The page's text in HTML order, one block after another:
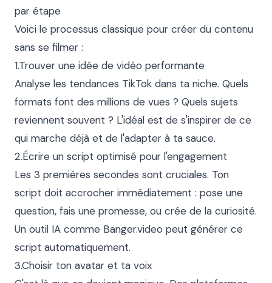
par étape
Voici le processus classique pour créer du contenu
sans se filmer :
1.Trouver une idée de vidéo performante
Analyse les tendances TikTok dans ta niche. Quels
formats font des millions de vues ? Quels sujets
reviennent souvent ? L'idéal est de s'inspirer de ce
qui marche déjà et de l'adapter à ta sauce.
2.Écrire un script optimisé pour l'engagement
Les 3 premières secondes sont cruciales. Ton
script doit accrocher immédiatement : pose une
question, fais une promesse, ou crée de la curiosité.
Un outil IA comme Banger.video peut générer ce
script automatiquement.
3.Choisir ton avatar et ta voix